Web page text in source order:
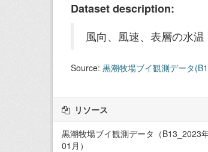
Dataset description:
風向、風速、表層の水温
Source: 黒潮牧場ブイ観測データ
リソース
黒潮牧場ブイ観測データ（B13_2023
01月）